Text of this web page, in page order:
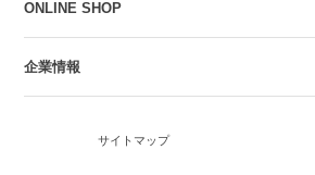
ONLINE SHOP
企業情報
サイトマップ